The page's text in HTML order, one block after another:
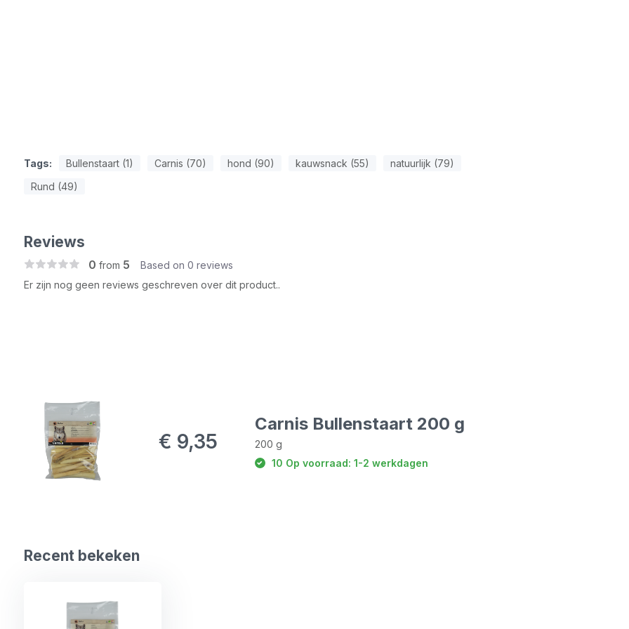
Tags: Bullenstaart (1) Carnis (70) hond (90) kauwsnack (55)
natuurlijk (79)
Rund (49)
Reviews
0 from 5 Based on 0 reviews
Er zijn nog geen reviews geschreven over dit product..
€ 9,35
Carnis Bullenstaart 200 g
200 g
10 Op voorraad: 1-2 werkdagen
Recent bekeken